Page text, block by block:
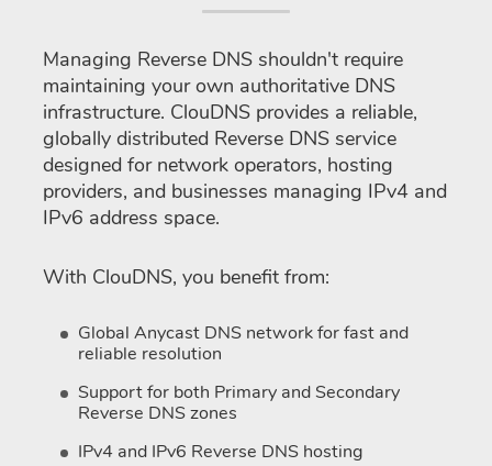
Managing Reverse DNS shouldn't require
maintaining your own authoritative DNS
infrastructure. ClouDNS provides a reliable,
globally distributed Reverse DNS service
designed for network operators, hosting
providers, and businesses managing IPv4 and
IPv6 address space.
With ClouDNS, you benefit from:
Global Anycast DNS network for fast and
reliable resolution
Support for both Primary and Secondary
Reverse DNS zones
IPv4 and IPv6 Reverse DNS hosting